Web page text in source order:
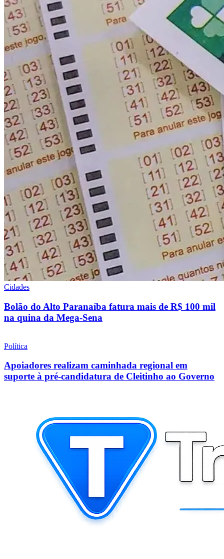
Cidades
Bolão do Alto Paranaíba fatura mais de R$ 100 mil
na quina da Mega-Sena
Política
Apoiadores realizam caminhada regional em
suporte à pré-candidatura de Cleitinho ao Governo